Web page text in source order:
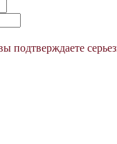
подтверждаете